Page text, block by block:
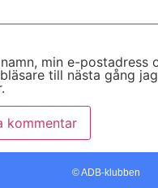
min e-postadress
till nästa gång
© ADB-klubben